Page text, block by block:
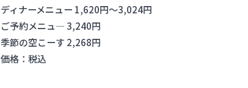
ディナーメニュー 1,620円～3,024円
ご予約メニュ― 3,240円
季節の空こーす 2,268円
価格：税込